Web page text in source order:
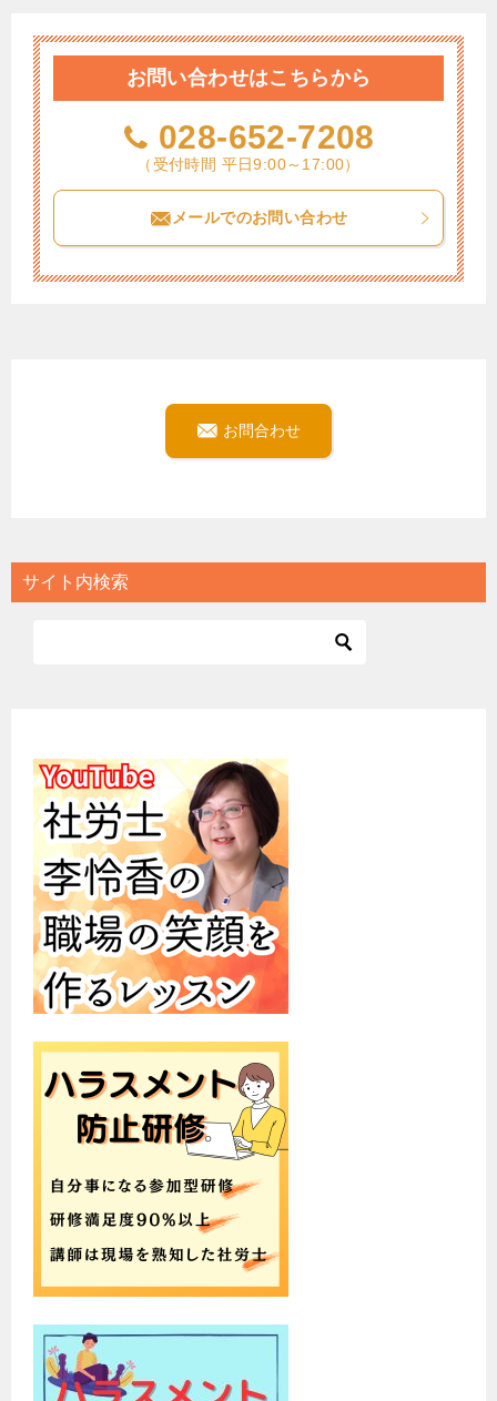
お問い合わせはこちらから
028-652-7208
（受付時間 平日9:00～17:00）
メールでのお問い合わせ
お問合わせ
サイト内検索